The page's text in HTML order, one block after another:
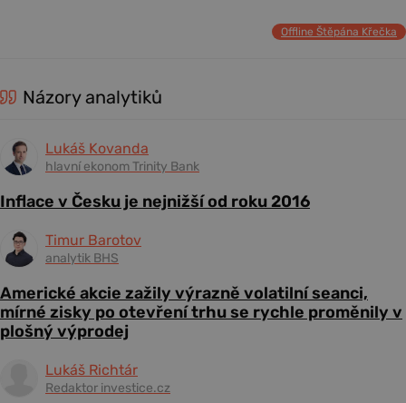
Offline Štěpána Křečka
Názory analytiků
Lukáš Kovanda
hlavní ekonom Trinity Bank
Inflace v Česku je nejnižší od roku 2016
Timur Barotov
analytik BHS
Americké akcie zažily výrazně volatilní seanci,
mírné zisky po otevření trhu se rychle proměnily v
plošný výprodej
Lukáš Richtár
Redaktor investice.cz